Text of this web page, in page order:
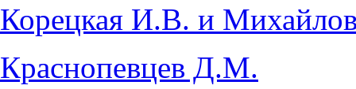
Корецкая И.В. и
Краснопевцев Д.М.